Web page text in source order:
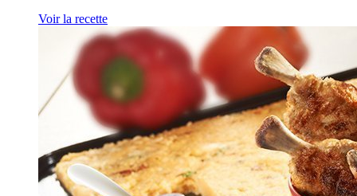
Voir la recette